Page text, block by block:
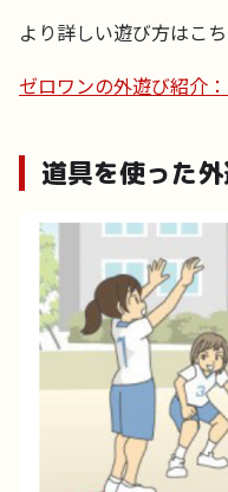
より詳しい遊び方はこ
ゼロワンの外遊び紹介
道具を使った